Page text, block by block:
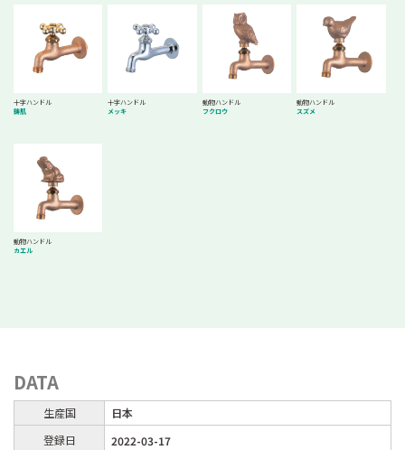
十字ハンドル
鋳肌
十字ハンドル
メッキ
動物ハンドル
フクロウ
動物ハンドル
スズメ
動物ハンドル
カエル
DATA
生産国
日本
登録日
2022-03-17